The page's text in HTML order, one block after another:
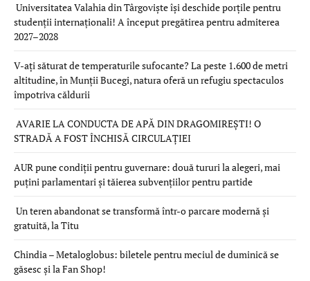
Universitatea Valahia din Târgoviște își deschide porțile pentru
studenții internaționali! A început pregătirea pentru admiterea
2027–2028
V-ați săturat de temperaturile sufocante? La peste 1.600 de metri
altitudine, în Munții Bucegi, natura oferă un refugiu spectaculos
împotriva căldurii
AVARIE LA CONDUCTA DE APĂ DIN DRAGOMIREȘTI! O
STRADĂ A FOST ÎNCHISĂ CIRCULAȚIEI
AUR pune condiții pentru guvernare: două tururi la alegeri, mai
puțini parlamentari și tăierea subvențiilor pentru partide
Un teren abandonat se transformă într-o parcare modernă și
gratuită, la Titu
Chindia – Metaloglobus: biletele pentru meciul de duminică se
găsesc și la Fan Shop!